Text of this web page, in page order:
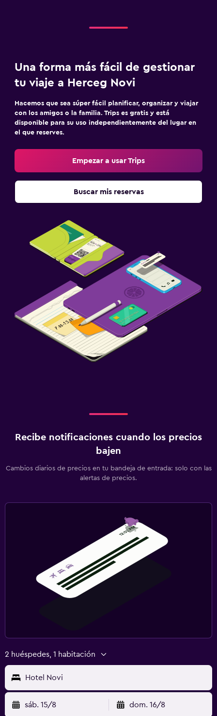
Nevera
Comedor
Sistema de entretenimiento
TV de pantalla plana
TV por cable o vía satélite
Radio
Sala de estar/TV compartida
Muebles de exterior
Terraza/patio
Salud y seguridad
Cámaras CCTV en zonas comunes
Cámaras CCTV en el exterior
Seguridad las 24 horas
Ping pong
Lavandería
Gimnasio
Una forma más fácil de gestionar
tu viaje a Herceg Novi
Hacemos que sea súper fácil planificar, organizar y viajar
con los amigos o la familia. Trips es gratis y está
disponible para su uso independientemente del lugar en
el que reserves.
Empezar a usar Trips
Buscar mis reservas
Recibe notificaciones cuando los precios
bajen
Cambios diarios de precios en tu bandeja de entrada: solo con las
alertas de precios.
2 huéspedes, 1 habitación
Hotel Novi
sáb. 15/8 dom. 16/8